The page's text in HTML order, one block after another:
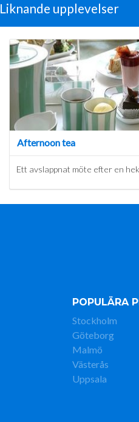
Liknande upplevelser
Afternoon tea
Ett avslappnat möte efter en
POPULÄRA
Stockholm
Göteborg
Malmö
Västerås
Uppsala